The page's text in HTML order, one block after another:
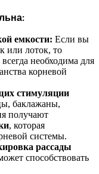
емкости: Если вы
или лоток, то
необходима для
корневой
стимуляции
баклажаны,
получают
, которая
системы.
рассады
способствовать